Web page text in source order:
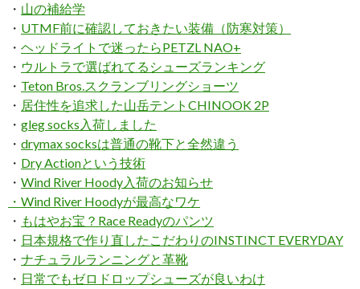
・ 山の補給学
・ UTMF前に確認しておきたい装備（防寒対策）
・ ヘッドライトで迷ったらPETZL NAO+
・ ウルトラで選ばれてるシューズランキング
・ Teton Bros.スクランブリングショーツ
・ 居住性を追求した山岳テントCHINOOK 2P
・ gleg socks入荷しました
・ drymax socksは普通の靴下と全然違う
・ Dry Actionという技術
・ Wind River Hoody入荷のお知らせ
・Wind River Hoodyが最高なワケ
・ もはやお宝？Race Readyのパンツ
・ 日本規格で作り直したこだわりのINSTINCT EVERYDAY
・ ナチュラルランニングと革靴
・ 日常でもゼロドロップシューズが良いわけ